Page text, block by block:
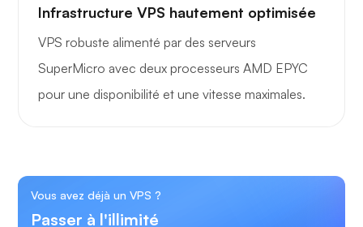
Infrastructure VPS hautement optimisée
VPS robuste alimenté par des serveurs
SuperMicro avec deux processeurs AMD EPYC
pour une disponibilité et une vitesse maximales.
Vous avez déjà un VPS ?
Passer à l'illimité